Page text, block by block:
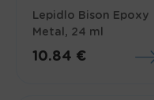
Lepidlo Bison Epoxy
Metal, 24 ml
10.84 €